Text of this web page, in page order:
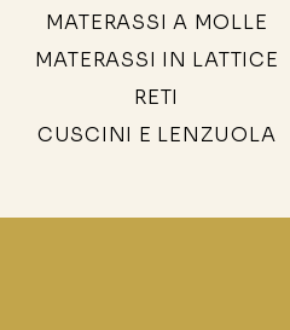
MATERASSI A MOLLE
MATERASSI IN LATTICE
RETI
CUSCINI E LENZUOLA